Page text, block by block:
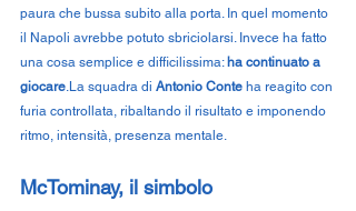
paura che bussa subito alla porta. In quel momento
il Napoli avrebbe potuto sbriciolarsi. Invece ha fatto
una cosa semplice e difficilissima: ha continuato a
giocare.La squadra di Antonio Conte ha reagito con
furia controllata, ribaltando il risultato e imponendo
ritmo, intensità, presenza mentale.
McTominay, il simbolo